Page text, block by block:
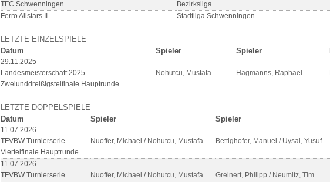
TFC Schwenningen
Bezirksliga
Ferro Allstars II
Stadtliga Schwenningen
LETZTE EINZELSPIELE
Datum
Spieler Spieler
29.11.2025
Landesmeisterschaft 2025
Zweiunddreißigstelfinale Hauptrunde
Nohutcu, Mustafa Hagmanns, Raphael
LETZTE DOPPELSPIELE
Datum
Spieler Spieler
11.07.2026
TFVBW Turnierserie
Viertelfinale Hauptrunde
Nuoffer, Michael / Nohutcu, Mustafa Bettighofer, Manuel / Uysal, Yusuf
11.07.2026
TFVBW Turnierserie
Nuoffer, Michael / Nohutcu, Mustafa Greinert, Philipp / Neumitz, Tim